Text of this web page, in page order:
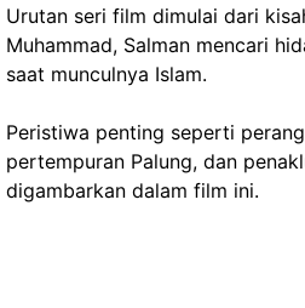
Urutan seri film dimulai dari
Muhammad, Salman mencari
saat munculnya Islam.
Peristiwa penting seperti
pertempuran Palung, dan
digambarkan dalam film ini.